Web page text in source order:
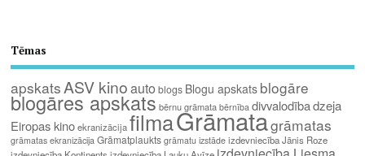
Tēmas
apskats ASV kinoauto blogs Blogu apskats blogāre
blogāres apskats bērnu grāmata bērnība divvalodībadzeja
Eiropas kino ekranizācija filmaGrāmatagrāmatas
grāmatas ekranizācija Grāmatplaukts grāmatu izstāde izdevniecība Jānis Roze